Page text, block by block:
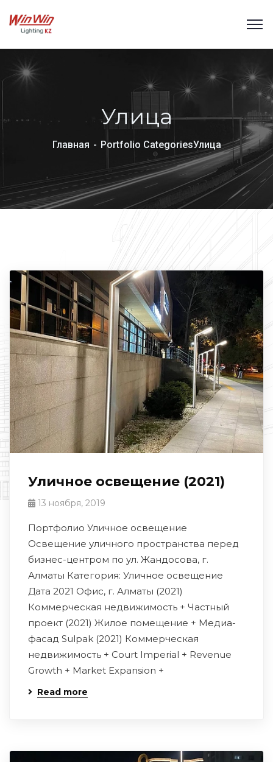
Улица
Главная Portfolio CategoriesУлица
Уличное освещение (2021)
13 ноября, 2019
Портфолио Уличное освещение
Освещение уличного пространства перед
бизнес-центром по ул. Жандосова, г.
Алматы Категория: Уличное освещение
Дата 2021 Офис, г. Алматы (2021)
Коммерческая недвижимость + Частный
проект (2021) Жилое помещение + Медиа-
фасад Sulpak (2021) Коммерческая
недвижимость + Court Imperial + Revenue
Growth + Market Expansion +
Read more